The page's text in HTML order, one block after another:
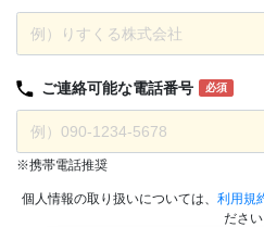
ご連絡可能な電話番号 必須
※携帯電話推奨
個人情報の取り扱いについては、 利用規
ださい